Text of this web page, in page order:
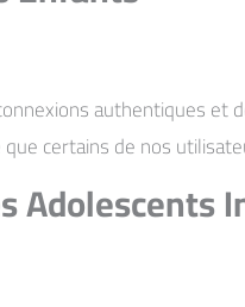
authentiques et
certains de nos
Adolescents